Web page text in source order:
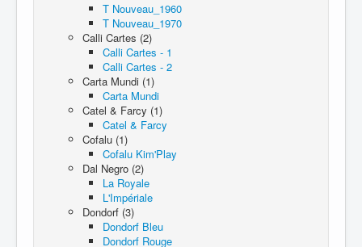
T Nouveau_1960
T Nouveau_1970
Calli Cartes (2)
Calli Cartes - 1
Calli Cartes - 2
Carta Mundi (1)
Carta Mundi
Catel & Farcy (1)
Catel & Farcy
Cofalu (1)
Cofalu Kim'Play
Dal Negro (2)
La Royale
L'Impériale
Dondorf (3)
Dondorf Bleu
Dondorf Rouge